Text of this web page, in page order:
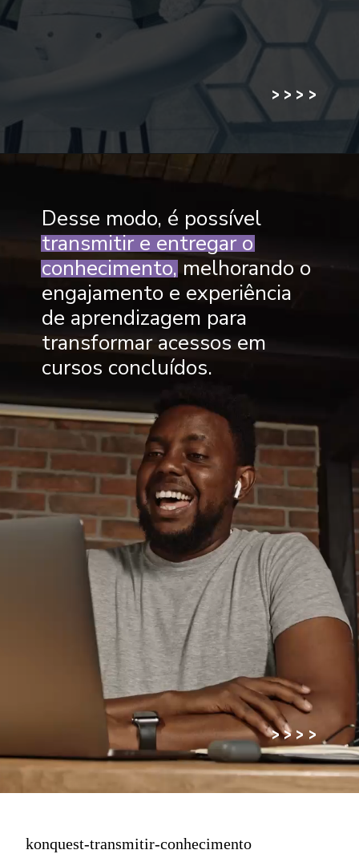
>
>
> >
Desse modo, é possível
transmitir e entregar o
conhecimento, melhorando o
engajamento e experiência
de aprendizagem para
transformar acessos em
cursos concluídos.
>
>
>>
konquest-transmitir-conhecimento